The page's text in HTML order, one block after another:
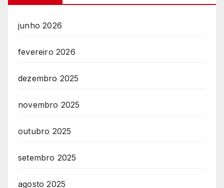
junho 2026
fevereiro 2026
dezembro 2025
novembro 2025
outubro 2025
setembro 2025
agosto 2025